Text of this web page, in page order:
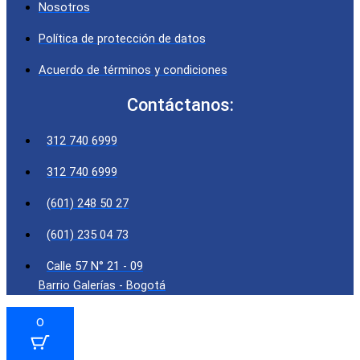
Nosotros
Política de protección de datos
Acuerdo de términos y condiciones
Contáctanos:
312 740 6999
312 740 6999
(601) 248 50 27
(601) 235 04 73
Calle 57 N° 21 - 09
Barrio Galerías - Bogotá
0